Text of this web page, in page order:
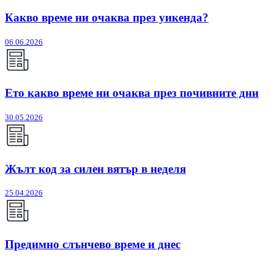
Какво време ни очаква през уикенда?
06.06.2026
Ето какво време ни очаква през почивните дни
30.05.2026
Жълт код за силен вятър в неделя
25.04.2026
Предимно слънчево време и днес